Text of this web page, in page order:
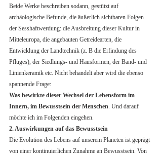
Beide Werke beschreiben sodann, gestützt auf
archäologische Befunde, die äußerlich sichtbaren Folgen
der Sesshaftwerdung: die Ausbreitung dieser Kultur in
Mitteleuropa, die angebauten Getreidearten, die
Entwicklung der Landtechnik (z. B die Erfindung des
Pfluges), der Siedlungs- und Hausformen, der Band- und
Linienkeramik etc. Nicht behandelt aber wird die ebenso
spannende Frage:
Was bewirkte dieser Wechsel der Lebensform im
Innern, im Bewusstsein der Menschen. Und darauf
möchte ich im Folgenden eingehen.
2. Auswirkungen auf das Bewusstsein
Die Evolution des Lebens auf unserem Planeten ist geprägt
von einer kontinuierlichen Zunahme an Bewusstsein. Von